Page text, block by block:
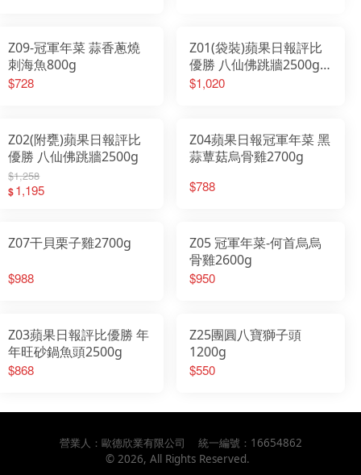
Z09-冠軍年菜 蒜香蔥燒
刺海魚800g
$728
Z01(袋裝)蘋果日報評比
優勝 八仙佛跳牆2500g-
東森新聞年菜專訪
$1,020
Z02(附甕)蘋果日報評比
優勝 八仙佛跳牆2500g
$1,258
$1,195
Z04蘋果日報冠軍年菜 黑
蒜蕈菇烏骨雞2700g
$788
Z07干貝栗子雞2700g
$988
Z05 冠軍年菜-何首烏烏
骨雞2600g
$950
Z03蘋果日報評比優勝 年
年旺砂鍋魚頭2500g
$868
Z25團圓八寶獅子頭
1200g
$550
營業人： 歐德欣業有限公司 統一編號： 16654862
© 2026, All Rights Reserved.